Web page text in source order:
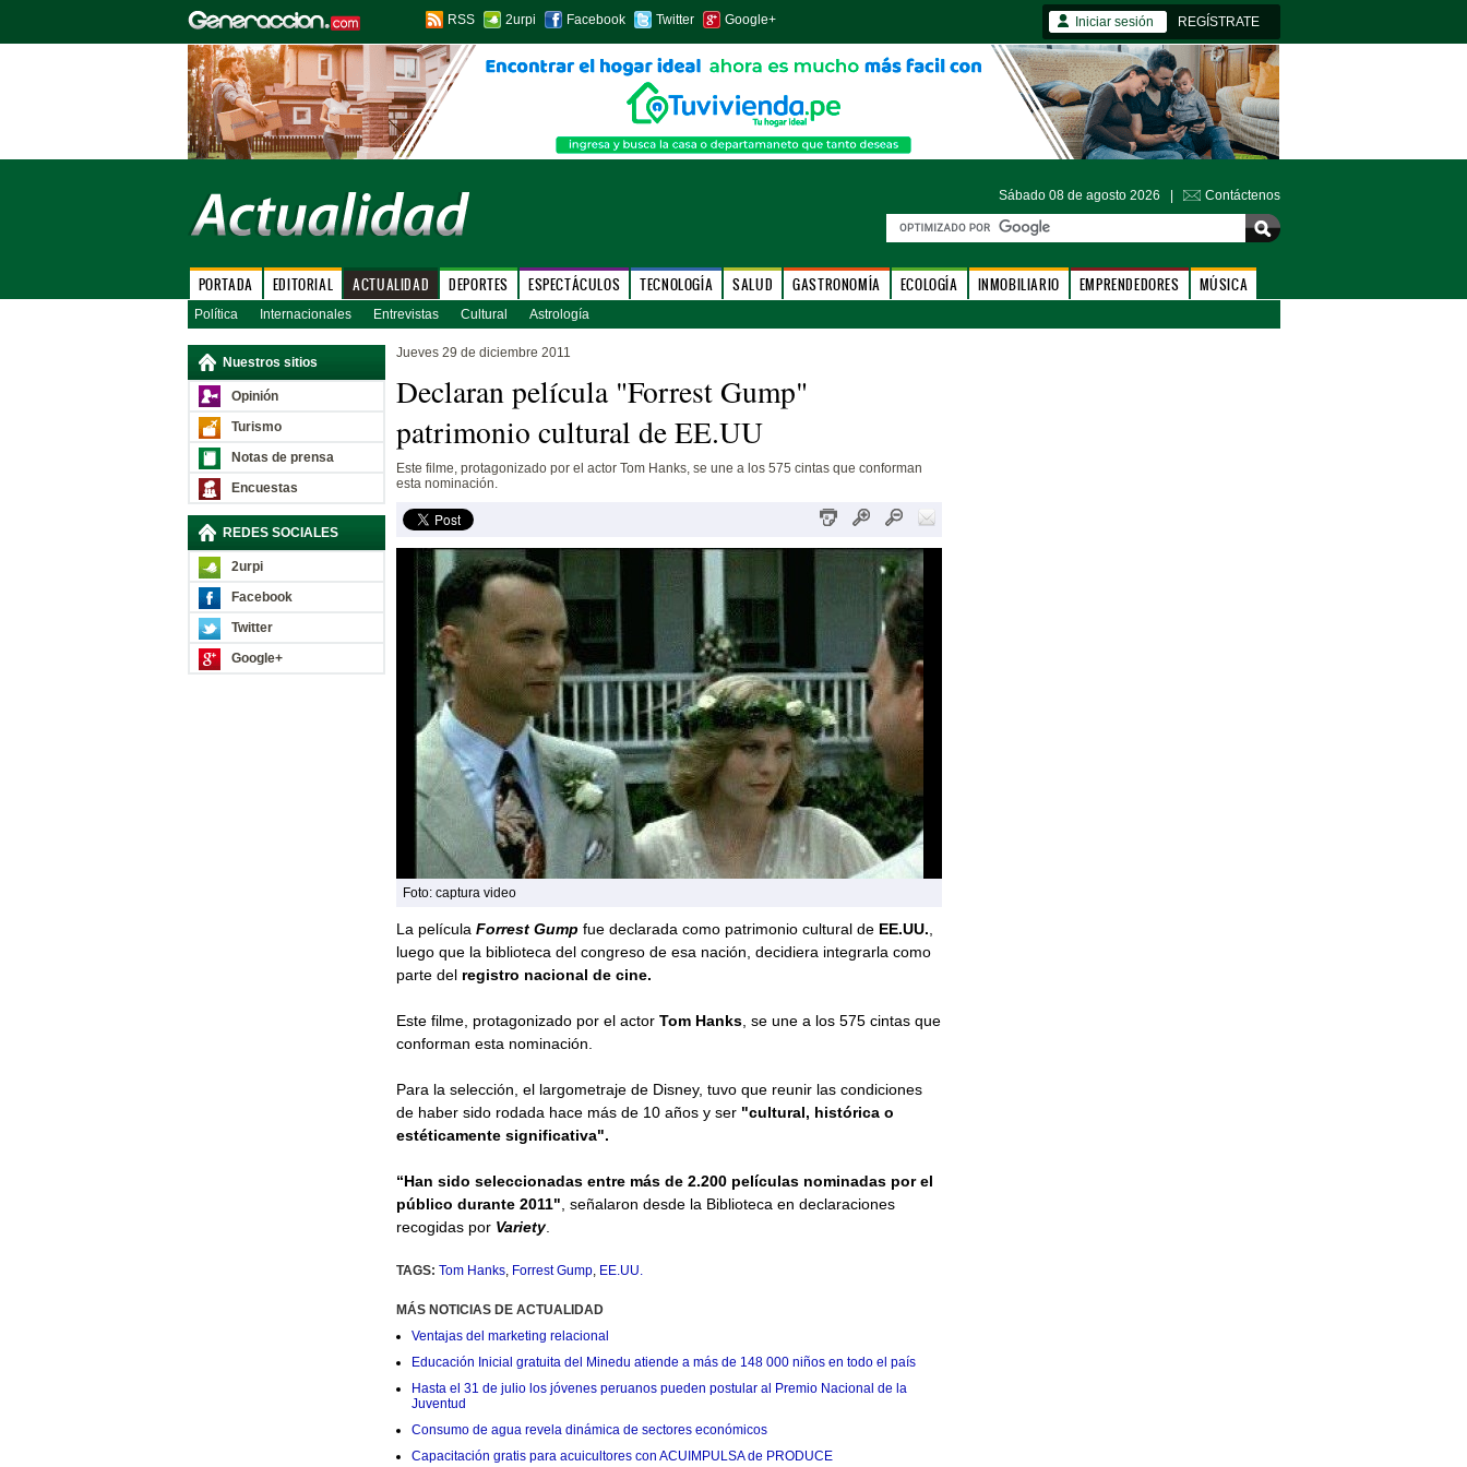
RSS 2urpi Facebook Twitter Google+ Iniciar sesión REGÍSTRATE
Sábado 08 de agosto 2026 | Contáctenos
PORTADA EDITORIAL ACTUALIDAD DEPORTES ESPECTÁCULOS TECNOLOGÍA SALUD GASTRONOMÍA ECOLOGÍA INMOBILIARIO EMPRENDEDORES MÚSICA
Política Internacionales Entrevistas Cultural Astrología
Nuestros sitios
Opinión
Turismo
Notas de prensa
Encuestas
REDES SOCIALES
2urpi
Facebook
Twitter
Google+
Jueves 29 de diciembre 2011
Declaran película "Forrest Gump"
patrimonio cultural de EE.UU
Este filme, protagonizado por el actor Tom Hanks, se une a los 575 cintas que conforman
esta nominación.
Foto: captura video
La película Forrest Gump fue declarada como patrimonio cultural de EE.UU.
luego que la biblioteca del congreso de esa nación, decidiera integrarla como
parte del registro nacional de cine.
Este filme, protagonizado por el actor Tom Hanks, se une a los 575 cintas que
conforman esta nominación.
Para la selección, el largometraje de Disney, tuvo que reunir las condiciones
de haber sido rodada hace más de 10 años y ser "cultural, histórica o
estéticamente significativa".
“Han sido seleccionadas entre más de 2.200 películas nominadas por el
público durante 2011" , señalaron desde la Biblioteca en declaraciones
recogidas por Variety.
TAGS: Tom Hanks, Forrest Gump, EE.UU.
MÁS NOTICIAS DE ACTUALIDAD
Ventajas del marketing relacional
Educación Inicial gratuita del Minedu atiende a más de 148 000 niños en todo el país
Hasta el 31 de julio los jóvenes peruanos pueden postular al Premio Nacional de la
Juventud
Consumo de agua revela dinámica de sectores económicos
Capacitación gratis para acuicultores con ACUIMPULSA de PRODUCE